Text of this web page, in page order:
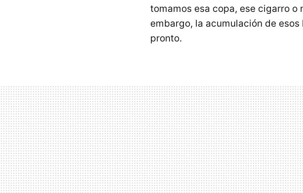
tomamos esa copa, ese cigarro
embargo, la acumulación de
pronto.